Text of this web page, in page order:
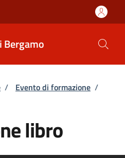
Bergamo
/ Evento di formazione /
libro